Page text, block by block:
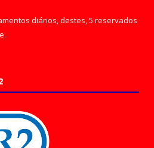
diários, destes, 5 reservados